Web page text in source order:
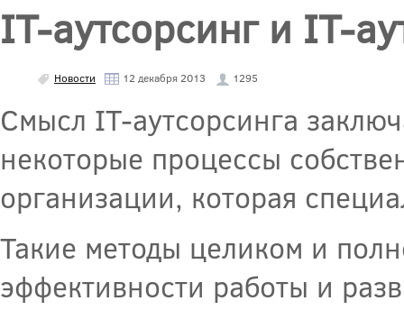
IT-аутсорсинг и IT-
Новости 12 декабря 2013 1295
Смысл IT-аутсорсинга
некоторые процессы
организации, которая
Такие методы целиком и
эффективности работы и